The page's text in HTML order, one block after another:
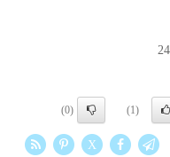
(1)
(0)
X